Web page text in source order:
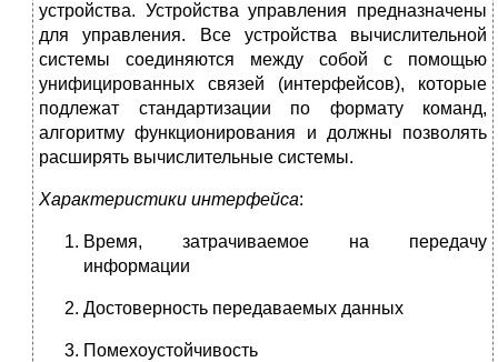
устройства. Устройства управления предназначены
для управления. Все устройства вычислительной
системы соединяются между собой с помощью
унифицированных связей (интерфейсов), которые
подлежат стандартизации по формату команд,
алгоритму функционирования и должны позволять
расширять вычислительные системы.
Характеристики интерфейса:
Время, затрачиваемое на передачу
информации
Достоверность передаваемых данных
Помехоустойчивость